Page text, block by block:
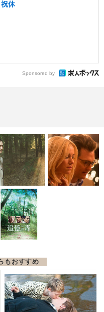
休
Sponsored by
もおすすめ